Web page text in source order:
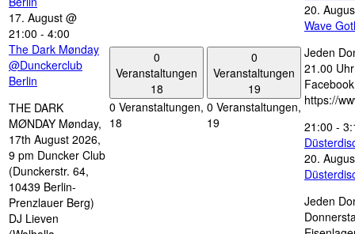
17. August @
21:00 - 4:00
The Dark Mønday
@Dunckerclub
Berlin
THE DARK
MØNDAY Mønday,
17th August 2026,
9 pm Duncker Club
(Dunckerstr. 64,
10439 Berlin-
Prenzlauer Berg)
DJ Lieven
0
Veranstaltungen
18
0 Veranstaltungen,
18
0
Veranstaltungen
19
0 Veranstaltungen,
19
20.
Wave
Jeden
21.00
https://
21:00 -
20.
Jeden